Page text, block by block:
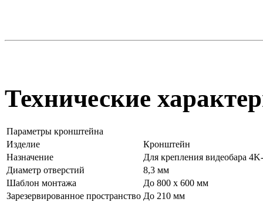
Технические
Параметры кронштейна
Изделие
Кронштейн
Назначение
Для крепления видеобара
Диаметр отверстий
8,3 мм
Шаблон монтажа
До 800 х 600 мм
Зарезервированное пространство До 210 мм